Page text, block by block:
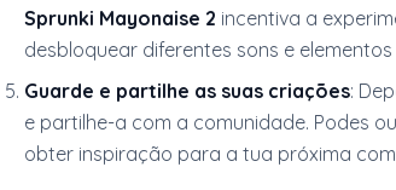
Sprunki Mayonaise 2 incentiva a
desbloquear diferentes sons e
Guarde e partilhe as suas criações:
e partilhe-a com a comunidade. Podes
obter inspiração para a tua próxima